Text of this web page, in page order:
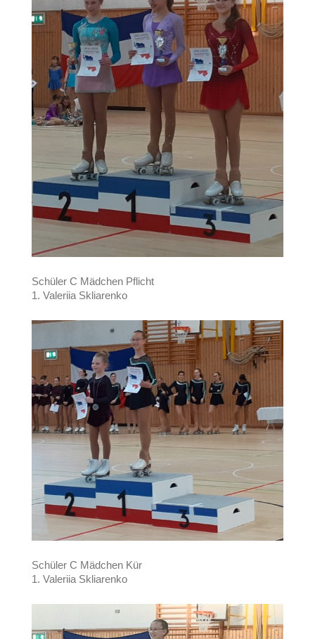
Schüler C Mädchen Pflicht
1. Valeriia Skliarenko
Schüler C Mädchen Kür
1. Valeriia Skliarenko